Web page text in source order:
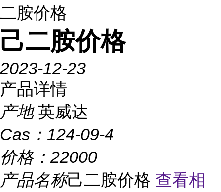
二胺价格
己二胺价格
2023-12-23
产品详情
产地 英威达
Cas： 124-09-4
价格： 22000
产品名称己二胺价格 查看相